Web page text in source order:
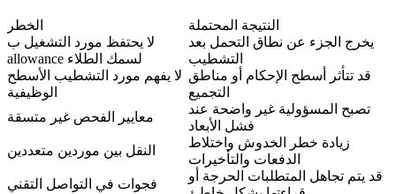
الخطر
النتيجة المحتملة
لا يحتفظ مورد التشغيل ب
allowance لسمك الطلاء
يخرج الجزء عن نطاق التحمل بعد
التشطيب
لا يفهم مورد التشطيب الأسطح
الوظيفية
قد تتأثر أسطح الإحكام أو مناطق
التجميع
معايير الفحص غير متسقة
تصبح المسؤولية غير واضحة عند
فشل الأبعاد
النقل بين موردين متعددين
زيادة خطر الخدوش واختلاط
الدفعات والتأخيرات
فجوات في التواصل التقني
قد يتم تجاهل المتطلبات الحرجة أو